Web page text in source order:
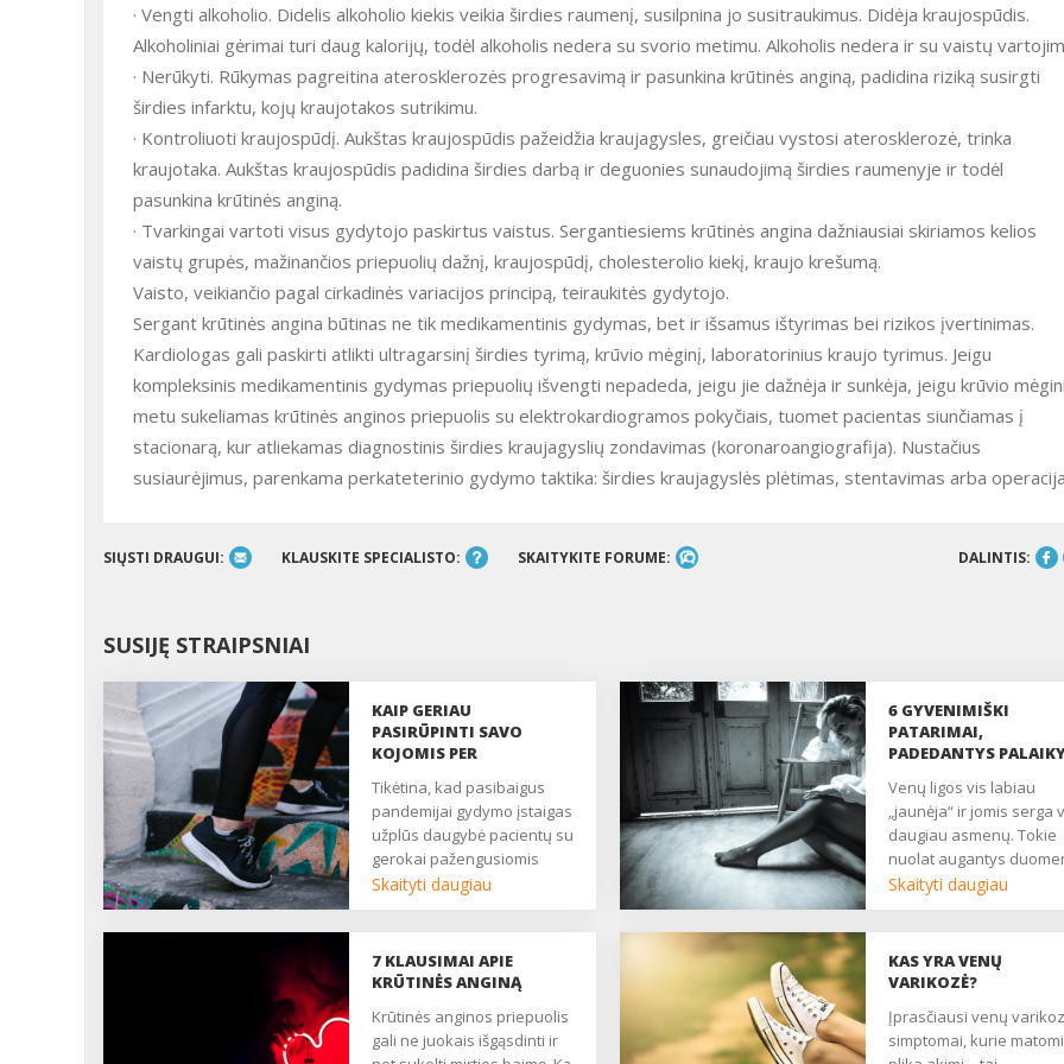
· Vengti alkoholio. Didelis alkoholio kiekis veikia širdies raumenį, susilpnina jo susitraukimus. Didėja kraujospūdis.
Alkoholiniai gėrimai turi daug kalorijų, todėl alkoholis nedera su svorio metimu. Alkoholis nedera ir su vaistų
· Nerūkyti. Rūkymas pagreitina aterosklerozės progresavimą ir pasunkina krūtinės anginą, padidina riziką susirgti
širdies infarktu, kojų kraujotakos sutrikimu.
· Kontroliuoti kraujospūdį. Aukštas kraujospūdis pažeidžia kraujagysles, greičiau vystosi aterosklerozė, trinka
kraujotaka. Aukštas kraujospūdis padidina širdies darbą ir deguonies sunaudojimą širdies raumenyje ir todėl
pasunkina krūtinės anginą.
· Tvarkingai vartoti visus gydytojo paskirtus vaistus. Sergantiesiems krūtinės angina dažniausiai skiriamos kelios
vaistų grupės, mažinančios priepuolių dažnį, kraujospūdį, cholesterolio kiekį, kraujo krešumą.
Vaisto, veikiančio pagal cirkadinės variacijos principą, teiraukitės gydytojo.
Sergant krūtinės angina būtinas ne tik medikamentinis gydymas, bet ir išsamus ištyrimas bei rizikos įvertinimas.
Kardiologas gali paskirti atlikti ultragarsinį širdies tyrimą, krūvio mėginį, laboratorinius kraujo tyrimus. Jeigu
kompleksinis medikamentinis gydymas priepuolių išvengti nepadeda, jeigu jie dažnėja ir sunkėja, jeigu krūvio
metu sukeliamas krūtinės anginos priepuolis su elektrokardiogramos pokyčiais, tuomet pacientas siunčiamas į
stacionarą, kur atliekamas diagnostinis širdies kraujagyslių zondavimas (koronaroangiografija). Nustačius
susiaurėjimus, parenkama perkateterinio gydymo taktika: širdies kraujagyslės plėtimas, stentavimas arba
SIŲSTI DRAUGUI: KLAUSKITE SPECIALISTO: SKAITYKITE FORUME: DALINTIS:
SUSIJĘ STRAIPSNIAI
KAIP GERIAU
PASIRŪPINTI SAVO
KOJOMIS PER
Tikėtina, kad pasibaigus
pandemijai gydymo įstaigas
užplūs daugybė pacientų su
gerokai pažengusiomis
venų ligomis. Juk lėtinio
niekur nedingo, ir, tikėtina,
pandemijos metu jų
geriau pasirūpinti savo
kojomis per pandemiją?
Skaityti daugiau
6 GYVENIMIŠKI
PATARIMAI,
PADEDANTYS
Venų ligos vis labiau
„jaunėja“ ir jomis serga
daugiau asmenų. Tokie
nuolat augantys
rodo, kad venų varikozės
„draugiškas“, o mes,
to, kad daugiau judėtume,
organizmo siunčiamus
pagalbos signalus. Venų
Skaityti daugiau
7 KLAUSIMAI APIE
KRŪTINĖS ANGINĄ
Krūtinės anginos priepuolis
gali ne juokais išgąsdinti ir
KAS YRA VENŲ
VARIKOZĖ?
Įprasčiausi venų varikozės
simptomai, kurie matomi